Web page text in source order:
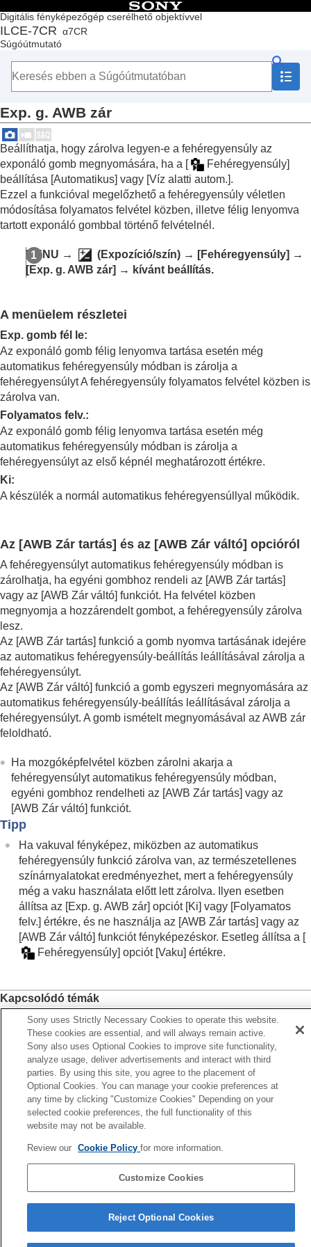
Digitális fényképezőgép cserélhető objektívvel
ILCE-7CR α7CR
Súgóútmutató
Tartalomjegyzék
Lap teteje
A „Súgóútmutató” használata
A fényképezőgép és a mellékelt tartozékok ellenőrzése
Alapvető műveletek
A fényképezőgép előkészítése / alapvető fényképezési
műveletek
Funkciók keresése a MENU-ben
A fényképezési funkciók használata
A fejezet tartalma
Felvételi mód választása
Kényelmes funkciók szelfivideók és vlogok
készítéséhez
Témafelismerő AF
A fókuszállítási funkciók használata
Fehéregyensúly
Fehéregyensúly
A normál fehér szín rögzítése a
fehéregyensúly beállításához (egyéni
fehéregyensúly)
Els. beáll. AWB(állókép/mozgókép)
Sima WB
Log felvétel beállítások
Effektusok adása a képekhez
Fényképezés képtovábbítási módokkal
Önkioldó(mozgókép)
A képminőség és a felvételi formátum beállítása
Az érintéses funkciók használata
A zár beállításai
A zoom használata
A vaku használata
Az elmosódás csökkentése
Zajcsökkentés
A képernyő kijelzésének beállítása felvétel
közben
Mozgóképek hangjának felvétele
Állóképek létrehozása mozgóképfelvétel közben
TC/UB beállítások
Megtekintés
A fényképezőgép-beállítások módosítása
Okostelefonnal elérhető funkciók
Számítógép használata
A felhőszolgáltatás használata
Függelék
Ha problémába ütközik
Exp. g. AWB zár
Beállíthatja, hogy zárolva legyen-e a fehéregyensúly az
exponáló gomb megnyomására, ha a [
Fehéregyensúly]
beállítása [Automatikus] vagy [Víz alatti autom.].
Ezzel a funkcióval megelőzhető a fehéregyensúly véletlen
módosítása folyamatos felvétel közben, illetve félig lenyomva
tartott exponáló gombbal történő felvételnél.
MENU → (Expozíció/szín) → [Fehéregyensúly] →
[Exp. g. AWB zár] → kívánt beállítás.
A menüelem részletei
Exp. gomb fél le:
Az exponáló gomb félig lenyomva tartása esetén még
automatikus fehéregyensúly módban is zárolja a
fehéregyensúlyt A fehéregyensúly folyamatos felvétel közben is
zárolva van.
Folyamatos felv.:
Az exponáló gomb félig lenyomva tartása esetén még
automatikus fehéregyensúly módban is zárolja a
fehéregyensúlyt az első képnél meghatározott értékre.
Ki:
A készülék a normál automatikus fehéregyensúllyal működik.
Az [AWB Zár tartás] és az [AWB Zár váltó] opcióról
A fehéregyensúlyt automatikus fehéregyensúly módban is
zárolhatja, ha egyéni gombhoz rendeli az [AWB Zár tartás]
vagy az [AWB Zár váltó] funkciót. Ha felvétel közben
megnyomja a hozzárendelt gombot, a fehéregyensúly zárolva
lesz.
Az [AWB Zár tartás] funkció a gomb nyomva tartásának idejére
az automatikus fehéregyensúly-beállítás leállításával zárolja a
fehéregyensúlyt.
Az [AWB Zár váltó] funkció a gomb egyszeri megnyomására az
automatikus fehéregyensúly-beállítás leállításával zárolja a
fehéregyensúlyt. A gomb ismételt megnyomásával az AWB zár
feloldható.
Ha mozgóképfelvétel közben zárolni akarja a
fehéregyensúlyt automatikus fehéregyensúly módban,
egyéni gombhoz rendelheti az [AWB Zár tartás] vagy az
[AWB Zár váltó] funkciót.
Tipp
Ha vakuval fényképez, miközben az automatikus
fehéregyensúly funkció zárolva van, az természetellenes
színárnyalatokat eredményezhet, mert a fehéregyensúly
még a vaku használata előtt lett zárolva. Ilyen esetben
állítsa az [Exp. g. AWB zár] opciót [Ki] vagy [Folyamatos
felv.] értékre, és ne használja az [AWB Zár tartás] vagy az
[AWB Zár váltó] funkciót fényképezéskor. Esetleg állítsa a [
Fehéregyensúly] opciót [Vaku] értékre.
Kapcsolódó témák
Fehéregyensúly(állókép/mozgókép)
Gyakran használt funkciók hozzárendelése gombokhoz és
tárcsákhoz (Egy.gomb/tárcsab )
beáll. AWB (állókép/mozgókép)
Nyelv választása oldal
Copyright 2023 Sony Corporation
Sony uses Strictly Necessary Cookies to operate this website.
These cookies are essential, and will always remain active.
Sony also uses Optional Cookies to improve site functionality,
analyze usage, deliver advertisements and interact with third
parties. By using this site, you agree to the placement of
Optional Cookies. You can manage your cookie preferences at
any time by clicking "Customize Cookies" Depending on your
selected cookie preferences, the full functionality of this
website may not be available.
Review our Cookie Policyfor more information.
Customize Cookies
Reject Optional Cookies